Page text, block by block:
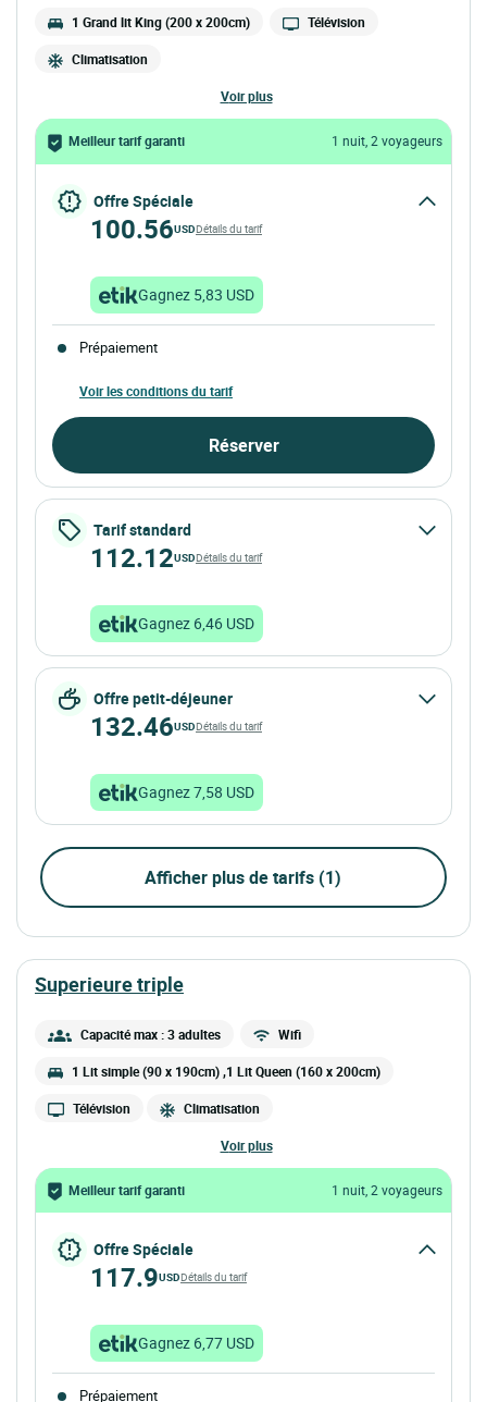
1 Grand lit King (200 x 200cm) Télévision
Climatisation
voir plus
Meilleur tarif garanti 1 nuit, 2 voyageurs
Offre Spéciale
100.56USDDétails du tarif
Gagnez 5,83 USD
Prépaiement
Voir les conditions du tarif
Réserver
Tarif standard
112.12USDDétails du tarif
Gagnez 6,46 USD
Offre petit-déjeuner
132.46USDDétails du tarif
Gagnez 7,58 USD
Afficher plus de tarifs (1)
superieure triple
Capacité max : 3 adultes Wifi
1 Lit simple (90 x 190cm) ,1 Lit Queen (160 x 200cm)
Télévision Climatisation
voir plus
Meilleur tarif garanti 1 nuit, 2 voyageurs
Offre Spéciale
117.9USDDétails du tarif
Gagnez 6,77 USD
Prépaiement